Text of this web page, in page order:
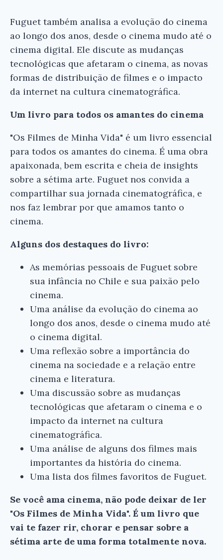
Fuguet também analisa a evolução do cinema
ao longo dos anos, desde o cinema mudo até o
cinema digital. Ele discute as mudanças
tecnológicas que afetaram o cinema, as novas
formas de distribuição de filmes e o impacto
da internet na cultura cinematográfica.
Um livro para todos os amantes do cinema
"Os Filmes de Minha Vida" é um livro essencial
para todos os amantes do cinema. É uma obra
apaixonada, bem escrita e cheia de insights
sobre a sétima arte. Fuguet nos convida a
compartilhar sua jornada cinematográfica, e
nos faz lembrar por que amamos tanto o
cinema.
Alguns dos destaques do livro:
As memórias pessoais de Fuguet sobre
sua infância no Chile e sua paixão pelo
cinema.
Uma análise da evolução do cinema ao
longo dos anos, desde o cinema mudo até
o cinema digital.
Uma reflexão sobre a importância do
cinema na sociedade e a relação entre
cinema e literatura.
Uma discussão sobre as mudanças
tecnológicas que afetaram o cinema e o
impacto da internet na cultura
cinematográfica.
Uma análise de alguns dos filmes mais
importantes da história do cinema.
Uma lista dos filmes favoritos de Fuguet.
Se você ama cinema, não pode deixar de ler
"Os Filmes de Minha Vida". É um livro que
vai te fazer rir, chorar e pensar sobre a
sétima arte de uma forma totalmente nova.